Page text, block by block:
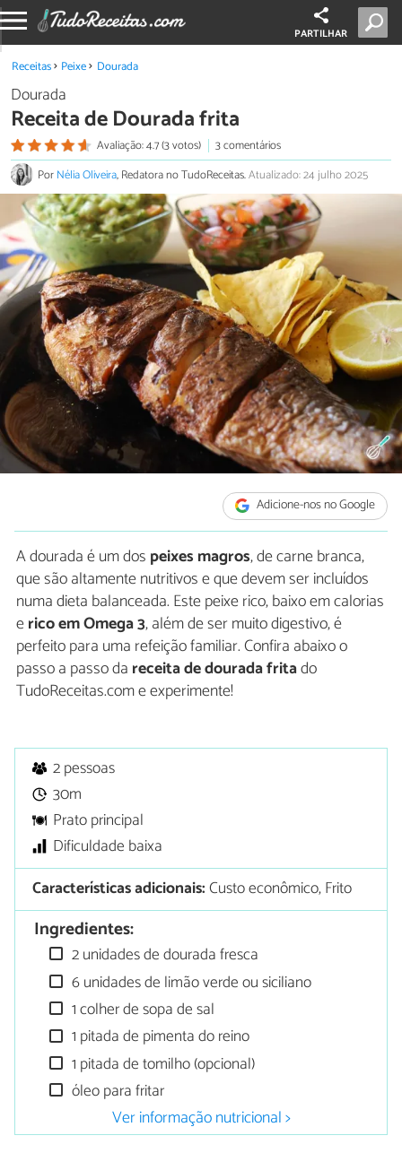
PARTILHAR
Receitas Peixe Dourada
Dourada
Receita de Dourada frita
Avaliação: 4.7 (3 votos)
3 comentários
PorNélia Oliveira, Redatora no TudoReceitas.Atualizado: 24 julho 2025
Adicione-nos no Google
A dourada é um dos peixes magros, de carne branca,
que são altamente nutritivos e que devem ser incluídos
numa dieta balanceada. Este peixe rico, baixo em calorias
erico em Omega 3, além de ser muito digestivo, é
perfeito para uma refeição familiar. Confira abaixo o
passo a passo da receita de dourada fritado
TudoReceitas.com e experimente!
2 pessoas
30m
Prato principal
Dificuldade baixa
Características adicionais:Custo econômico, Frito
Ingredientes:
2 unidades de dourada fresca
6 unidades de limão verde ou siciliano
1 colher de sopa de sal
1 pitada de pimenta do reino
1 pitada de tomilho (opcional)
óleo para fritar
Ver informação nutricional >